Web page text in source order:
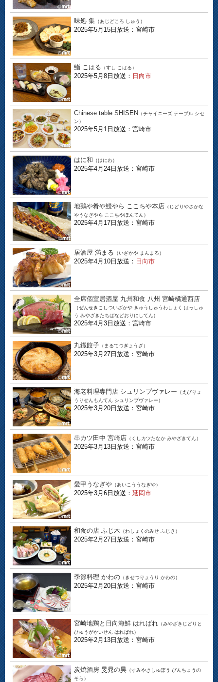
味処 集 （あじどころ しゅう）
2025年5月15日放送：宮崎市
鮨 こはる （すし こはる）
2025年5月8日放送： 日向市
Chinese table SHISEN （チャイニーズ テーブル シセ
ン）
2025年5月1日放送：宮崎市
はに和 （はにわ）
2025年4月24日放送：宮崎市
地鶏や肴や鰻やら ここちや本店 （じどりやさかな
やうなぎやら ここちやほんてん）
2025年4月17日放送：宮崎市
居酒屋 満まる （いざかや まんまる）
2025年4月10日放送： 日向市
全席個室居酒屋 九州和食 八州 宮崎橘通西店
（ぜんせきこしついざかや きゅうしゅうわしょく はっしゅ
う みやざきたちばなどおりにしてん）
2025年4月3日放送：宮崎市
丸鐡餃子 （まるてつぎょうざ）
2025年3月27日放送：宮崎市
海老料理専門店 シュリンプヴァレー （えびりょ
うりせんもんてん シュリンプヴァレー）
2025年3月20日放送：宮崎市
串カツ田中 宮崎店 （くしカツたなか みやざきてん）
2025年3月13日放送：宮崎市
愛甲うなぎや （あいこううなぎや）
2025年3月6日放送： 延岡市
和食の店 ふじ木 （わしょくのみせ ふじき）
2025年2月27日放送：宮崎市
季節料理 かわの （きせつりょうり かわの）
2025年2月20日放送：宮崎市
宮崎地鶏と日向海鮮 はればれ （みやざきじどりと
ひゅうがかいせん はればれ）
2025年2月13日放送：宮崎市
炭焼酒房 旻晁の昊 （すみやきしゅぼう びんちょうの
そら）